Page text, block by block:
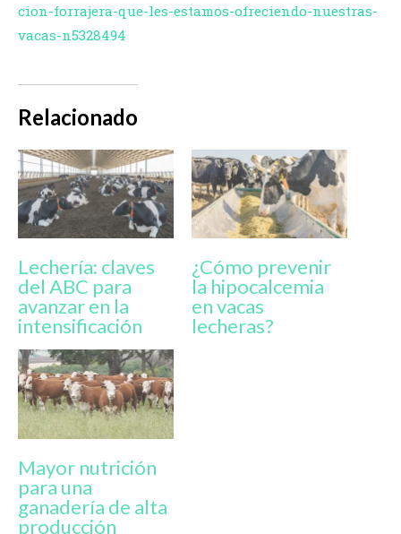
cion-forrajera-que-les-estamos-ofreciendo-nuestras-
vacas-n5328494
Relacionado
Lechería: claves
del ABC para
avanzar en la
intensificación
¿Cómo prevenir
la hipocalcemia
en vacas
lecheras?
Mayor nutrición
para una
ganadería de alta
producción